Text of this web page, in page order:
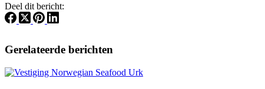
Deel dit bericht:
Gerelateerde berichten